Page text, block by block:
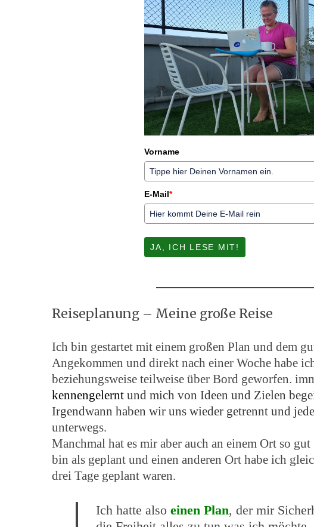
Vorname
E-Mail*
JA, ICH LESE MIT!
Reiseplanung – Meine große Reise
Ich bin gestartet mit einem großen Plan und dem
Angekommen und direkt nach einer Woche habe
beziehungsweise teilweise über Bord geworfen.
kennengelernt und mich von Ideen und Zielen
Irgendwann haben wir uns wieder getrennt und
unterwegs.
Manchmal hat es mir aber auch an einem Ort so
bin als geplant und einen anderen Ort habe ich
drei Tage geplant waren.
Ich hatte also einen Plan, der mir